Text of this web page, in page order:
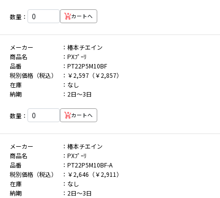
数量： カートへ
メーカー
椿本チエイン
商品名
PXﾌﾟｰﾘ
品番
PT22P5M10BF
税別価格（税込）
￥2,597（￥2,857）
在庫
なし
納期
2日～3日
数量： カートへ
メーカー
椿本チエイン
商品名
PXﾌﾟｰﾘ
品番
PT22P5M10BF-A
税別価格（税込）
￥2,646（￥2,911）
在庫
なし
納期
2日～3日